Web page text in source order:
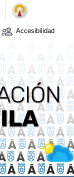
Accesibilidad